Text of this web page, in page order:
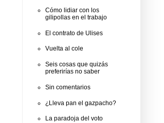
Cómo lidiar con los
gilipollas en el trabajo
El contrato de Ulises
Vuelta al cole
Seis cosas que quizás
preferirías no saber
Sin comentarios
¿Lleva pan el gazpacho?
La paradoja del voto